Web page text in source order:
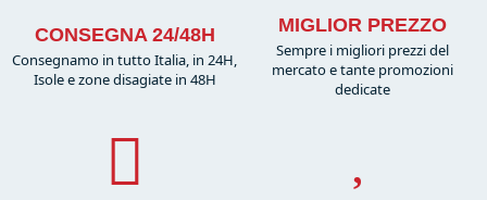
CONSEGNA 24/48H
Consegnamo in tutto Italia, in 24H,
Isole e zone disagiate in 48H
MIGLIOR PREZZO
Sempre i migliori prezzi del
mercato e tante promozioni
dedicate